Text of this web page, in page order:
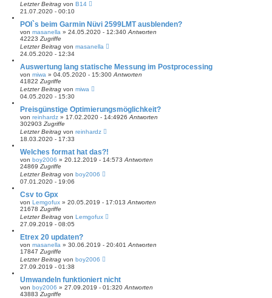
Letzter Beitrag von B14
21.07.2020 - 00:10
POI`s beim Garmin Nüvi 2599LMT ausblenden?
von masanella » 24.05.2020 - 12:340 Antworten
42223 Zugriffe
Letzter Beitrag von masanella
24.05.2020 - 12:34
Auswertung lang statische Messung im Postprocessing
von miwa » 04.05.2020 - 15:300 Antworten
41822 Zugriffe
Letzter Beitrag von miwa
04.05.2020 - 15:30
Preisgünstige Optimierungsmöglichkeit?
von reinhardz » 17.02.2020 - 14:4926 Antworten
302903 Zugriffe
Letzter Beitrag von reinhardz
18.03.2020 - 17:33
Welches format hat das?!
von boy2006 » 20.12.2019 - 14:573 Antworten
24869 Zugriffe
Letzter Beitrag von boy2006
07.01.2020 - 19:06
Csv to Gpx
von Lemgofux » 20.05.2019 - 17:013 Antworten
21678 Zugriffe
Letzter Beitrag von Lemgofux
27.09.2019 - 08:05
Etrex 20 updaten?
von masanella » 30.06.2019 - 20:401 Antworten
17847 Zugriffe
Letzter Beitrag von boy2006
27.09.2019 - 01:38
Umwandeln funktioniert nicht
von boy2006 » 27.09.2019 - 01:320 Antworten
43883 Zugriffe